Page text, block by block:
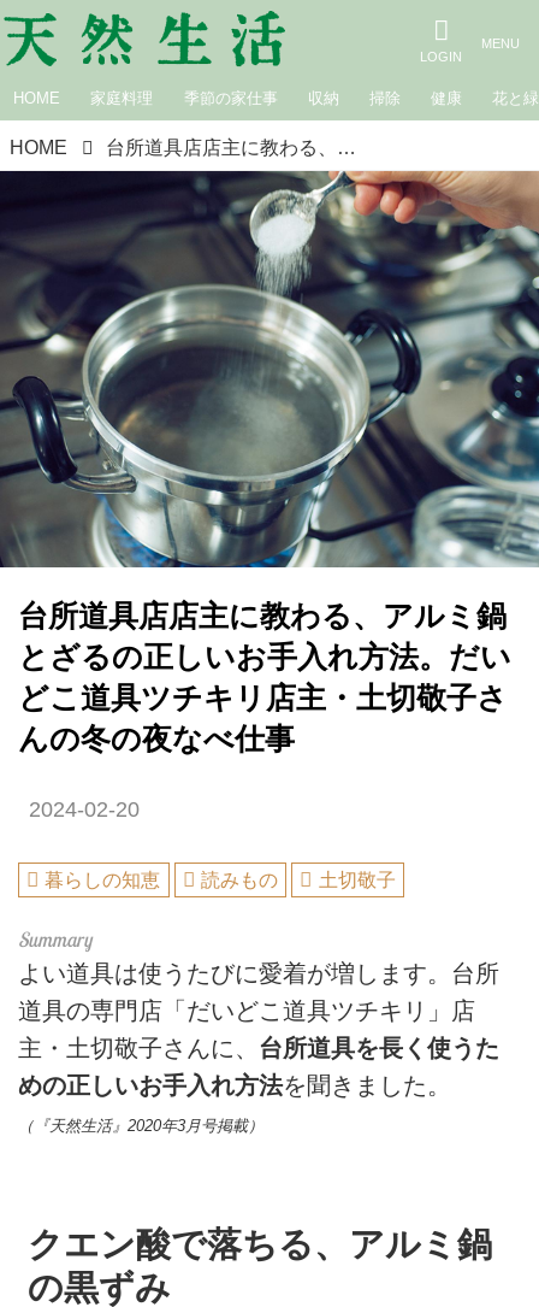
HOME 家庭料理 季節の家仕事 収納 掃除 健康 花と緑
HOME 台所道具店店主に教わる、アルミ鍋とざるの正しいお手入れ方法。だいどこ道具ツチキリ店主・土切敬子さんの冬の夜なべ仕事
台所道具店店主に教わる、アルミ鍋
とざるの正しいお手入れ方法。だい
どこ道具ツチキリ店主・土切敬子さ
んの冬の夜なべ仕事
2024-02-20
暮らしの知恵 読みもの 土切敬子
よい道具は使うたびに愛着が増します。台所
道具の専門店「だいどこ道具ツチキリ」店
主・土切敬子さんに、 台所道具を長く使うた
めの正しいお手入れ方法を聞きました。
（『天然生活』2020年3月号掲載）
クエン酸で落ちる、アルミ鍋
の黒ずみ